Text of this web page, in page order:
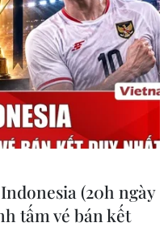
(20h ngày
tấm vé bán kết